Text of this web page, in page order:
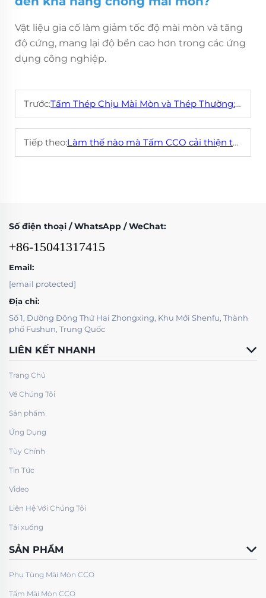
Vật liệu gia cố làm giảm tốc độ mài mòn và tăng
độ cứng, mang lại độ bền cao hơn trong các ứng
dụng công nghiệp.
Trước:Tấm Thép Chịu Mài Mòn và Thép Thường: Điểm Khác Biệt Là Gì?
Tiếp theo:Làm thế nào mà Tấm CCO cải thiện tuổi thọ thiết bị trong môi trường mài mòn cao
Số điện thoại / WhatsApp / WeChat:
+86-15041317415
Email:
[email protected]
Địa chỉ:
Số 1, Đường Đông Thứ Hai Zhongxing, Khu Mới Shenfu, Thành
phố Fushun, Trung Quốc
LIÊN KẾT NHANH
Trang Chủ
Về Chúng Tôi
Sản phẩm
Ứng Dụng
Tùy Chỉnh
Tin Tức
Video
Liên Hệ Với Chúng Tôi
Tải xuống
SẢN PHẨM
Phụ Tùng Mài Mòn CCO
Tấm Mài Mòn CCO